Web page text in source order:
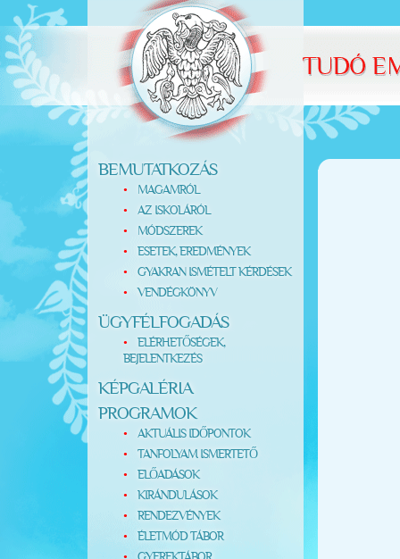
BEMUTATKOZÁS
MAGAMRÓL
AZ ISKOLÁRÓL
MÓDSZEREK
ESETEK, EREDMÉNYEK
GYAKRAN ISMÉTELT KÉRDÉSEK
VENDÉGKÖNYV
ÜGYFÉLFOGADÁS
ELÉRHETŐSÉGEK,
BEJELENTKEZÉS
KÉPGALÉRIA
PROGRAMOK
AKTUÁLIS IDŐPONTOK
TANFOLYAM ISMERTETŐ
ELŐADÁSOK
KIRÁNDULÁSOK
RENDEZVÉNYEK
ÉLETMÓD TÁBOR